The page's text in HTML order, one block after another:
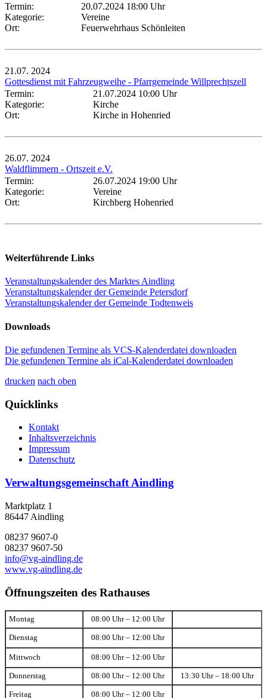
Termin:
20.07.2024 18:00 Uhr
Kategorie:
Vereine
Ort:
Feuerwehrhaus Schönleiten
21.07. 2024
Gottesdienst mit Fahrzeugweihe - Pfarrgemeinde Willprechtszell
Termin:
21.07.2024 10:00 Uhr
Kategorie:
Kirche
Ort:
Kirche in Hohenried
26.07. 2024
Waldflimmern - Ortszeit e.V.
Termin:
26.07.2024 19:00 Uhr
Kategorie:
Vereine
Ort:
Kirchberg Hohenried
Weiterführende Links
Veranstaltungskalender des Marktes Aindling
Veranstaltungskalender der Gemeinde Petersdorf
Veranstaltungskalender der Gemeinde Todtenweis
Downloads
Die gefundenen Termine als VCS-Kalenderdatei downloaden
Die gefundenen Termine als iCal-Kalenderdatei downloaden
drucken nach oben
Quicklinks
Kontakt
Inhaltsverzeichnis
Impressum
Datenschutz
Verwaltungsgemeinschaft Aindling
Marktplatz 1
86447 Aindling
08237 9607-0
08237 9607-50
info@vg-aindling.de
www.vg-aindling.de
Öffnungszeiten des Rathauses
Montag 08:00 Uhr – 12:00 Uhr
Dienstag 08:00 Uhr – 12:00 Uhr
Mittwoch 08:00 Uhr – 12:00 Uhr
Donnerstag 08:00 Uhr – 12:00 Uhr 13:30 Uhr – 18:00 Uhr
Freitag 08:00 Uhr – 12:00 Uhr